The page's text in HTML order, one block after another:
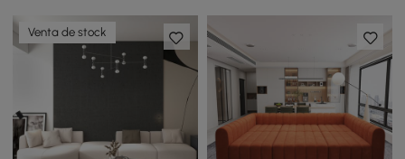
Venta de stock